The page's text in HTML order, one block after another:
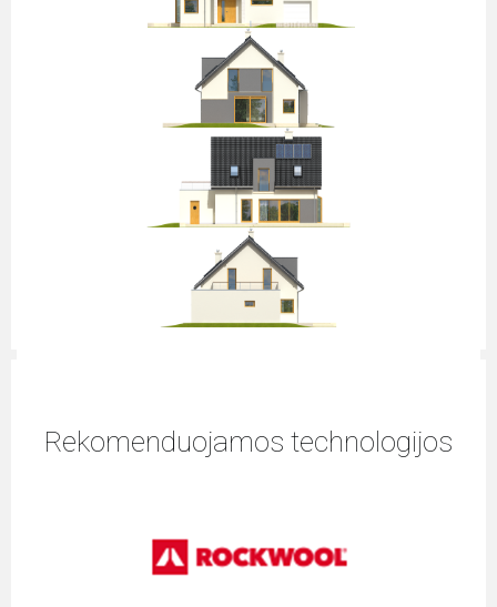
Rekomenduojamos technologijos